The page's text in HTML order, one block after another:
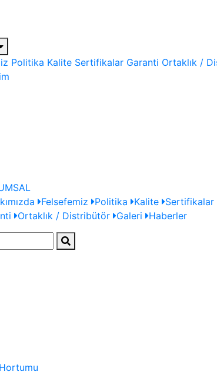
Politika Kalite Sertifikalar Garanti Ortaklık /
Felsefemiz Politika Kalite Sertifikalar
Ortaklık / Distribütör Galeri Haberler